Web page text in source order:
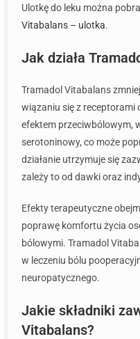
Ulotkę do leku można
Vitabalans – ulotka.
Jak działa
Tramadol Vitabalans
wiązaniu się z receptorami
efektem przeciwbólowym,
serotoninowy, co może
działanie utrzymuje się
zależy to od dawki oraz
Efekty terapeutyczne
poprawę komfortu życia
bólowymi. Tramadol
w leczeniu bólu
neuropatycznego.
Jakie składniki
Vitabalans?